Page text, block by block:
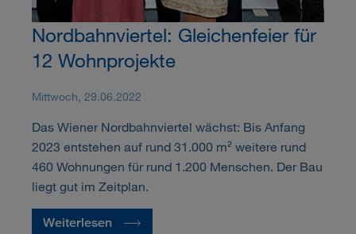
Nordbahnviertel: Gleichenfeier für
12 Wohnprojekte
Mittwoch, 29.06.2022
Das Wiener Nordbahnviertel wächst: Bis Anfang
2023 entstehen auf rund 31.000 m² weitere rund
460 Wohnungen für rund 1.200 Menschen. Der Bau
liegt gut im Zeitplan.
Weiterlesen